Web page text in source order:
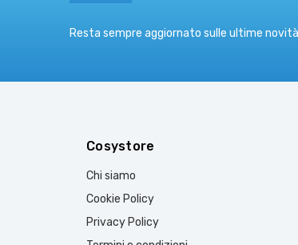
Resta sempre aggiornato sulle ultime
Cosystore
Chi siamo
Cookie Policy
Privacy Policy